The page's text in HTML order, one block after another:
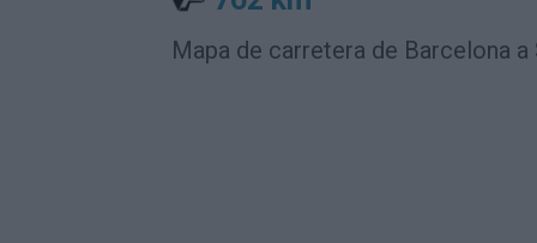
Mapa de carretera de Barcelona